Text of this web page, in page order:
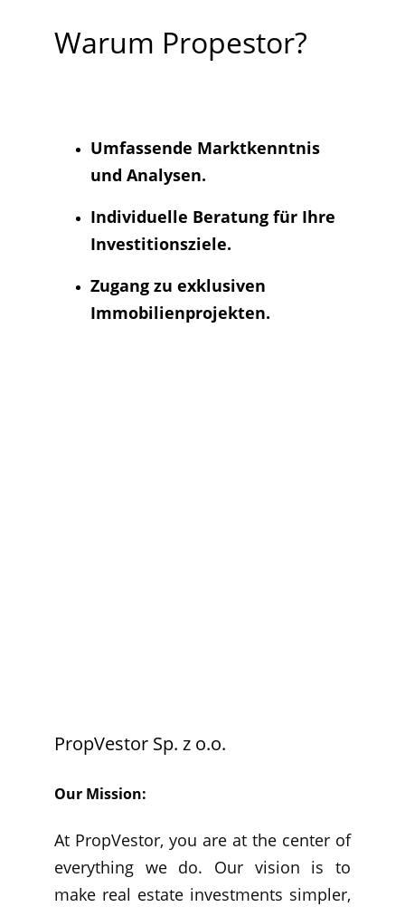
Warum Propestor?
Umfassende Marktkenntnis
und Analysen.
Individuelle Beratung für Ihre
Investitionsziele.
Zugang zu exklusiven
Immobilienprojekten.
PropVestor Sp. z o.o.
Our Mission:
At PropVestor, you are at the center of
everything we do. Our vision is to
make real estate investments simpler,